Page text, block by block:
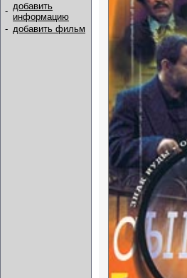
- добавить
информацию
- добавить фильм